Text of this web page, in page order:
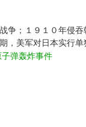
争；１９１０年侵吞
，美军对日本实行单
弹轰炸事件